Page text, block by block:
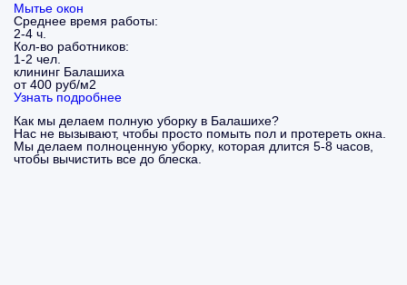
Мытье окон
Среднее время работы:
2-4 ч.
Кол-во работников:
1-2 чел.
клининг Балашиха
от 400 руб/м2
Узнать подробнее
Как мы делаем полную уборку в Балашихе?
Нас не вызывают, чтобы просто помыть пол и протереть окна.
Мы делаем полноценную уборку, которая длится 5-8 часов,
чтобы вычистить все до блеска.